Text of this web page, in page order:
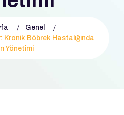
Genel
Kronik Böbrek Hastalığında
Yönetimi